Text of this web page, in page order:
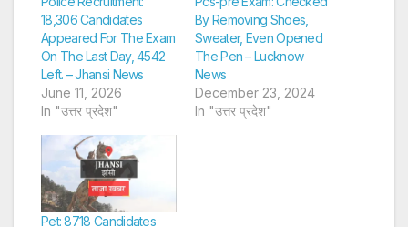
18,306 Candidates
Appeared For The Exam
On The Last Day, 4542
Left. – Jhansi News
June 11, 2026
In "उत्तर प्रदेश"
By Removing Shoes,
Sweater, Even Opened
The Pen – Lucknow
News
December 23, 2024
In "उत्तर प्रदेश"
Pet: 8718 Candidates